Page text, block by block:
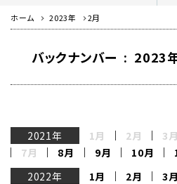
ホーム 2023年 2月
バックナンバー : 2023
2021年 1月 2月 3月
7月
8月 9月 10月
2022年
1月 2月 3月